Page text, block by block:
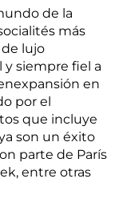
de la
más
lujo
y siempre fiel a
en
por el
que incluye
son un éxito
parte de París
entre otras